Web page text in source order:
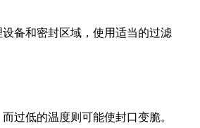
备和密封区域，使用适当的过滤
过低的温度则可能使封口变脆。